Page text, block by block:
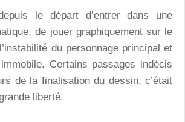
le départ d’entrer dans une
de jouer graphiquement sur le
du personnage principal et
Certains passages indécis
de la finalisation du dessin, c’était
liberté.